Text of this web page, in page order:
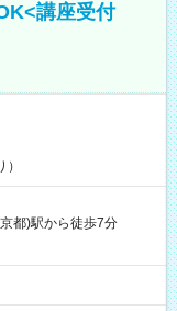
講座受付
都)駅から徒歩7分